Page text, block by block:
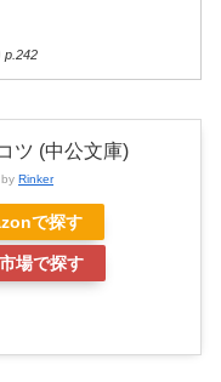
p.242
ツ (中公文庫)
Rinker
で探す
場で探す